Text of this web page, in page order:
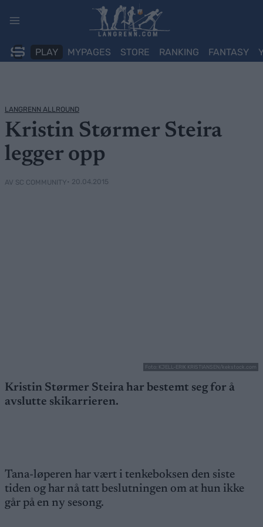
PLAY MYPAGES STORE RANKING FANTASY
LANGRENN ALLROUND
Kristin Størmer Steira
legger opp
AV SC COMMUNITY• 20.04.2015
Foto: KJELL-ERIK KRISTIANSEN/kekstock.com
Kristin Størmer Steira har bestemt seg for å
avslutte skikarrieren.
Tana-løperen har vært i tenkeboksen den siste
tiden og har nå tatt beslutningen om at hun ikke
går på en ny sesong.